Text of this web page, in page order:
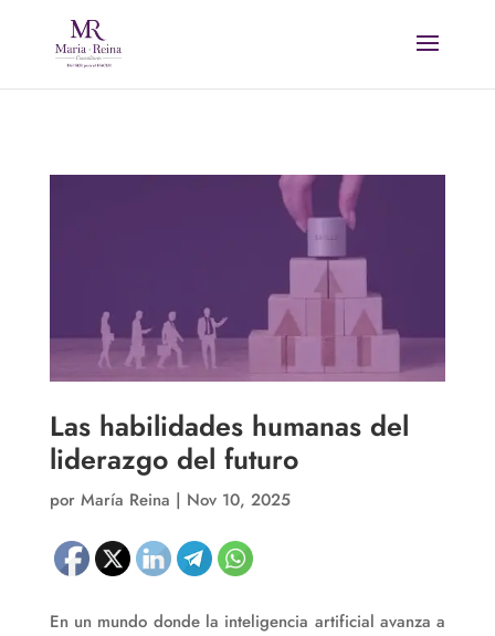
Las habilidades humanas del
liderazgo del futuro
por María Reina | Nov 10, 2025
En un mundo donde la inteligencia artificial avanza a